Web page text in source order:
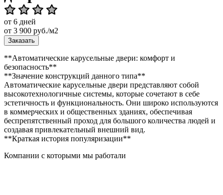
от 6 дней
от 3 900 руб./м2
Заказать
**Автоматические карусельные двери: комфорт и
безопасность**
**Значение конструкций данного типа**
Автоматические карусельные двери представляют собой
высокотехнологичные системы, которые сочетают в себе
эстетичность и функциональность. Они широко используются
в коммерческих и общественных зданиях, обеспечивая
беспрепятственный проход для большого количества людей и
создавая привлекательный внешний вид.
**Краткая история популяризации**
Компании с которыми мы работали